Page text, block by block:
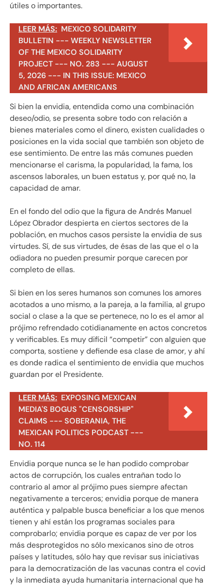
útiles o importantes.
LEER MÁS: MEXICO SOLIDARITY
BULLETIN --- WEEKLY NEWSLETTER
OF THE MEXICO SOLIDARITY
PROJECT --- NO. 283 --- AUGUST
5, 2026 --- IN THIS ISSUE: MEXICO
AND AFRICAN AMERICANS
Si bien la envidia, entendida como una combinación
deseo/odio, se presenta sobre todo con relación a
bienes materiales como el dinero, existen cualidades o
posiciones en la vida social que también son objeto de
ese sentimiento. De entre las más comunes pueden
mencionarse el carisma, la popularidad, la fama, los
ascensos laborales, un buen estatus y, por qué no, la
capacidad de amar.
En el fondo del odio que la figura de Andrés Manuel
López Obrador despierta en ciertos sectores de la
población, en muchos casos persiste la envidia de sus
virtudes. Sí, de sus virtudes, de ésas de las que el o la
odiadora no pueden presumir porque carecen por
completo de ellas.
Si bien en los seres humanos son comunes los amores
acotados a uno mismo, a la pareja, a la familia, al grupo
social o clase a la que se pertenece, no lo es el amor al
prójimo refrendado cotidianamente en actos concretos
y verificables. Es muy difícil “competir” con alguien que
comporta, sostiene y defiende esa clase de amor, y ahí
es donde radica el sentimiento de envidia que muchos
guardan por el Presidente.
LEER MÁS: EXPOSING MEXICAN
MEDIA'S BOGUS "CENSORSHIP"
CLAIMS --- SOBERANIA, THE
MEXICAN POLITICS PODCAST ---
NO. 114
Envidia porque nunca se le han podido comprobar
actos de corrupción, los cuales entrañan todo lo
contrario al amor al prójimo pues siempre afectan
negativamente a terceros; envidia porque de manera
auténtica y palpable busca beneficiar a los que menos
tienen y ahí están los programas sociales para
comprobarlo; envidia porque es capaz de ver por los
más desprotegidos no sólo mexicanos sino de otros
países y latitudes, sólo hay que revisar sus iniciativas
para la democratización de las vacunas contra el covid
y la inmediata ayuda humanitaria internacional que ha